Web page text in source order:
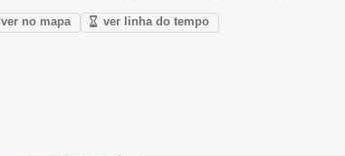
ver no mapa ver linha do tempo